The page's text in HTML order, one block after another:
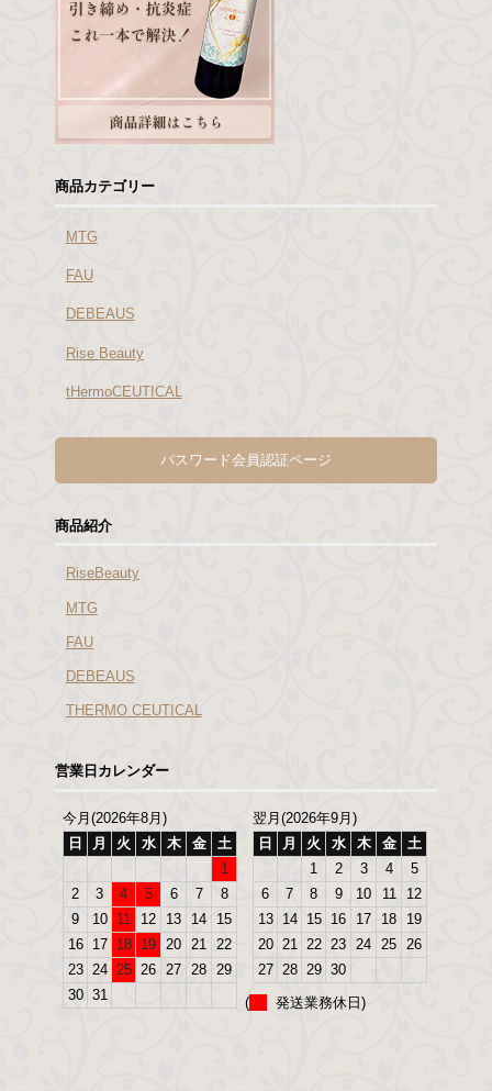
商品カテゴリー
MTG
FAU
DEBEAUS
Rise Beauty
tHermoCEUTICAL
パスワード会員認証ページ
商品紹介
RiseBeauty
MTG
FAU
DEBEAUS
THERMO CEUTICAL
営業日カレンダー
今月(2026年8月)
日
月 火 水 木 金
土
1
2
3 4 5 6 7
8
9
10 11 12 13 14
15
16
17 18 19 20 21
22
23 24 25 26 27 28
29
30 31
翌月(2026年9月)
日
月 火 水 木 金
土
1
2 3 4
5
6
7 8 9 10 11
12
13
14 15 16 17 18
19
20 21 22 23 24 25
26
27 28 29 30
(
発送業務休日)